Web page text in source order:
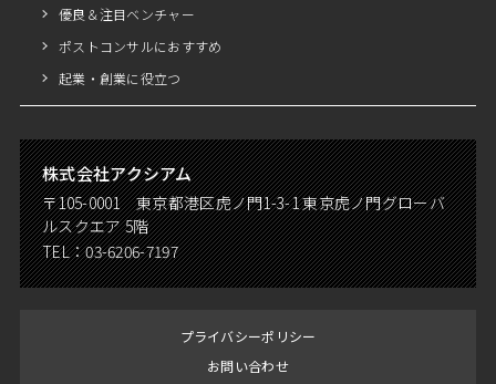
優良＆注目ベンチャー
ポストコンサルにおすすめ
起業・創業に役立つ
株式会社アクシアム
〒105-0001 東京都港区虎ノ門1-3-1 東京虎ノ門グローバ
ルスクエア 5階
TEL：03-6206-7197
プライバシーポリシー
お問い合わせ